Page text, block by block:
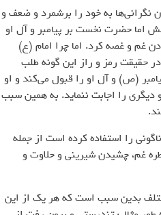
نگرانی‌ها به خود را برشمرد و ضعف و
اما حضرت نخست بر پیامبر و آل او
غم و غصه کرد. اما چرا امام (ع)
حقیقت رمز و راز این گونه طلب
(ص) و آل او را قبول می‌کند و او
دیگری را اجابت ننماید. به همین سبب
را استفاده کرده است از جمله
غم، چشیدن شیرینی و حلاوت و
بدین سبب است که هر یک از این